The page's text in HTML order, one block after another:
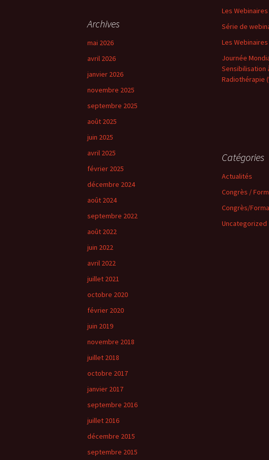
articlesr
e
r
:
Les Webinaires
Série de
Les Webinaires
Journée
Sensibilisation
Radiothérapie
Archives
mai 2026
avril 2026
janvier 2026
novembre 2025
septembre 2025
août 2025
juin 2025
avril 2025
février 2025
décembre 2024
août 2024
septembre 2022
août 2022
juin 2022
avril 2022
juillet 2021
octobre 2020
février 2020
juin 2019
novembre 2018
juillet 2018
octobre 2017
janvier 2017
septembre 2016
juillet 2016
décembre 2015
septembre 2015
Catégories
Actualités
Congrès /
Congrès/
Uncategorized